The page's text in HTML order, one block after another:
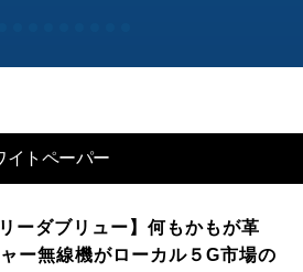
イトペーパー
ーダブリュー】何もかもが革
ー無線機がローカル５G市場の